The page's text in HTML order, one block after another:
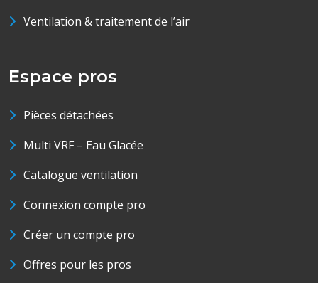
Ventilation & traitement de l’air
Espace pros
Pièces détachées
Multi VRF – Eau Glacée
Catalogue ventilation
Connexion compte pro
Créer un compte pro
Offres pour les pros